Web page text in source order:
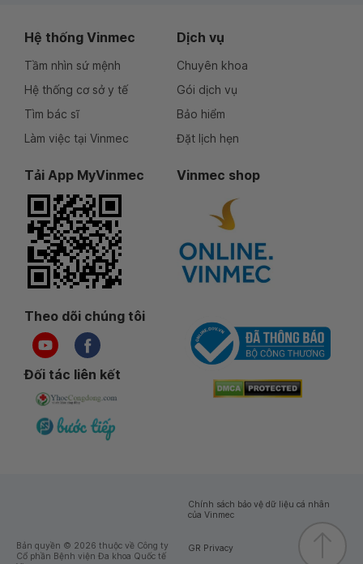
Hệ thống Vinmec
Tầm nhìn sứ mệnh
Hệ thống cơ sở y tế
Tìm bác sĩ
Làm việc tại Vinmec
Dịch vụ
Chuyên khoa
Gói dịch vụ
Bảo hiểm
Đặt lịch hẹn
Tải App MyVinmec Vinmec shop
Theo dõi chúng tôi
Đối tác liên kết
Bản quyền © 2026 thuộc về Công ty
Cổ phần Bệnh viện Đa khoa Quốc tế
Chính sách bảo vệ dữ liệu cá nhân
của Vinmec
GR Privacy